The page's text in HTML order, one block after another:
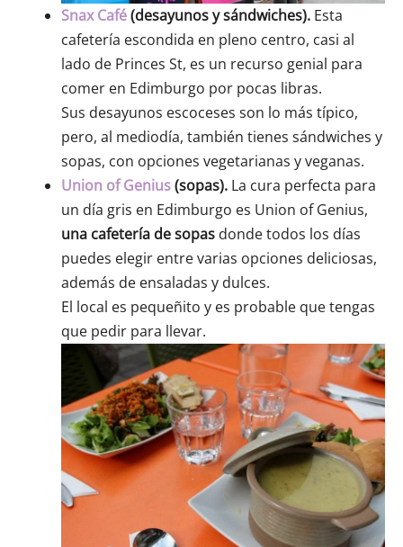
Snax Café(desayunos y sándwiches). Esta
cafetería escondida en pleno centro, casi al
lado de Princes St, es un recurso genial para
comer en Edimburgo por pocas libras.
Sus desayunos escoceses son lo más típico,
pero, al mediodía, también tienes sándwiches y
sopas, con opciones vegetarianas y veganas.
Union of Genius(sopas). La cura perfecta para
un día gris en Edimburgo es Union of Genius,
una cafetería de sopas donde todos los días
puedes elegir entre varias opciones deliciosas,
además de ensaladas y dulces.
El local es pequeñito y es probable que tengas
que pedir para llevar.